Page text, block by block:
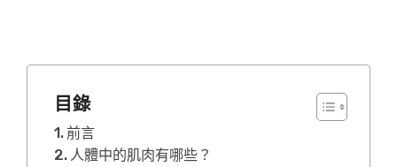
目錄
前言
人體中的肌肉有哪些？